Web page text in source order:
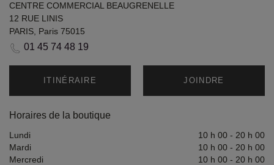
CENTRE COMMERCIAL BEAUGRENELLE
12 RUE LINIS
PARIS, Paris 75015
01 45 74 48 19
ITINÉRAIRE JOINDRE
Horaires de la boutique
Lundi 10 h 00 - 20 h 00
Mardi
10 h 00 - 20 h 00
Mercredi
10 h 00 - 20 h 00